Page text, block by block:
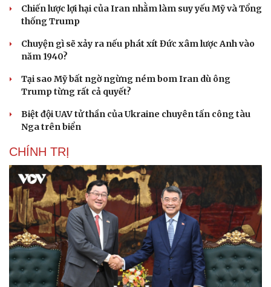
Chiến lược lợi hại của Iran nhằm làm suy yếu Mỹ và Tổng
thống Trump
Chuyện gì sẽ xảy ra nếu phát xít Đức xâm lược Anh vào
năm 1940?
Tại sao Mỹ bất ngờ ngừng ném bom Iran dù ông
Trump từng rất cả quyết?
Biệt đội UAV tử thần của Ukraine chuyên tấn công tàu
Nga trên biển
CHÍNH TRỊ